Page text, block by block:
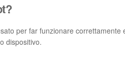
per far funzionare
dispositivo.